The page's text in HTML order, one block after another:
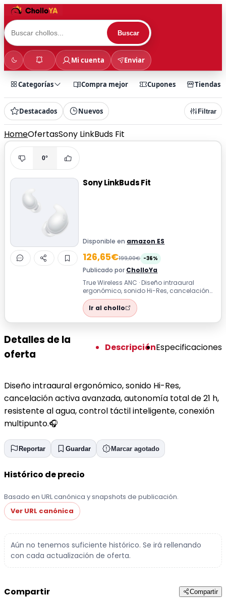
Buscar
Mi cuenta Enviar
Categorías Compra mejor Cupones Tiendas
Destacados Nuevos Filtrar
HomeOfertasSony LinkBuds Fit
0°
Sony LinkBuds Fit
Disponible en amazon ES
126,65€199,00€ -36%
Publicado por CholloYa
True Wireless ANC · Diseño intraaural
ergonómico, sonido Hi-Res, cancelación
activa avanzada, autonomía total de 21
h...Ir al chollo
Detalles de la
oferta
DescripciónEspecificaciones
Diseño intraaural ergonómico, sonido Hi-Res,
cancelación activa avanzada, autonomía total de 21 h,
resistente al agua, control táctil inteligente, conexión
multipunto.🎧
Reportar Guardar Marcar agotado
Histórico de precio
Basado en URL canónica y snapshots de publicación.
Ver URL canónica
Aún no tenemos suficiente histórico. Se irá rellenando
con cada actualización de oferta.
Compartir Compartir